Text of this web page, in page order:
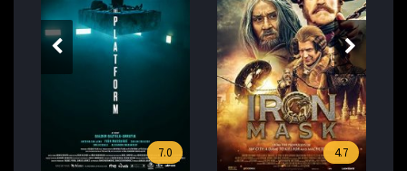
7.0 4.7